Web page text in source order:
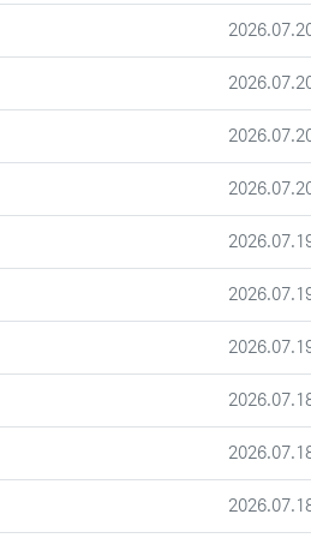
등록일
등록일
등록일
등록일
등록일
등록일
등록일
등록일
등록일
등록일